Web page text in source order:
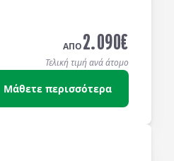
ΑΠΟ2.090€
Τελική τιμή ανά άτομο
Μάθετε περισσότερα